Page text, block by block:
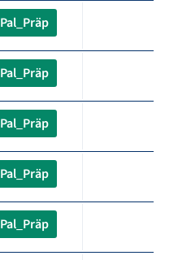
Pal_Präp
Pal_Präp
Pal_Präp
Pal_Präp
Pal_Präp